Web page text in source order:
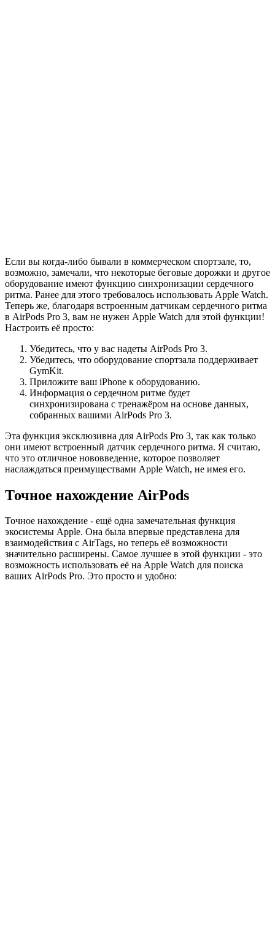
Если вы когда-либо бывали в коммерческом спортзале, то,
возможно, замечали, что некоторые беговые дорожки и другое
оборудование имеют функцию синхронизации сердечного
ритма. Ранее для этого требовалось использовать Apple Watch.
Теперь же, благодаря встроенным датчикам сердечного ритма
в AirPods Pro 3, вам не нужен Apple Watch для этой функции!
Настроить её просто:
Убедитесь, что у вас надеты AirPods Pro 3.
Убедитесь, что оборудование спортзала поддерживает
GymKit.
Приложите ваш iPhone к оборудованию.
Информация о сердечном ритме будет
синхронизирована с тренажёром на основе данных,
собранных вашими AirPods Pro 3.
Эта функция эксклюзивна для AirPods Pro 3, так как только
они имеют встроенный датчик сердечного ритма. Я считаю,
что это отличное нововведение, которое позволяет
наслаждаться преимуществами Apple Watch, не имея его.
Точное нахождение AirPods
Точное нахождение - ещё одна замечательная функция
экосистемы Apple. Она была впервые представлена для
взаимодействия с AirTags, но теперь её возможности
значительно расширены. Самое лучшее в этой функции - это
возможность использовать её на Apple Watch для поиска
ваших AirPods Pro. Это просто и удобно: